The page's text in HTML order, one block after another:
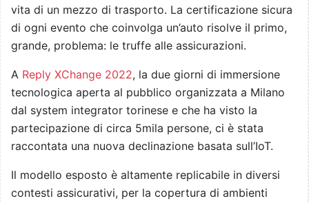
vita di un mezzo di trasporto. La certificazione sicura
di ogni evento che coinvolga un’auto risolve il primo,
grande, problema: le truffe alle assicurazioni.
A Reply XChange 2022, la due giorni di immersione
tecnologica aperta al pubblico organizzata a Milano
dal system integrator torinese e che ha visto la
partecipazione di circa 5mila persone, ci è stata
raccontata una nuova declinazione basata sull’IoT.
Il modello esposto è altamente replicabile in diversi
contesti assicurativi, per la copertura di ambienti